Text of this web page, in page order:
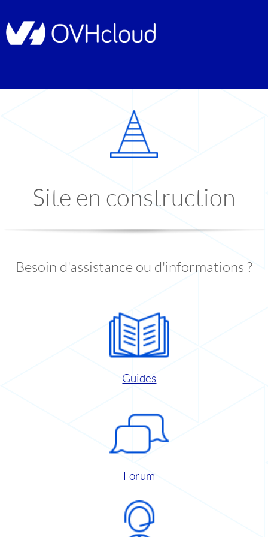
Site en construction
Besoin d'assistance ou d'informations ?
Guides
Forum